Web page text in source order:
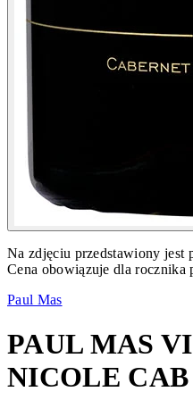
Na zdjęciu przedstawiony jest
Cena obowiązuje dla rocznika
Paul Mas
PAUL MAS
NICOLE CAB